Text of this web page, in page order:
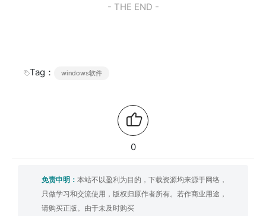
- THE END -
Tag： windows软件
0
免责申明： 本站不以盈利为目的，下载资源均来源于网络，
只做学习和交流使用，版权归原作者所有。若作商业用途，
请购买正版。由于未及时购买